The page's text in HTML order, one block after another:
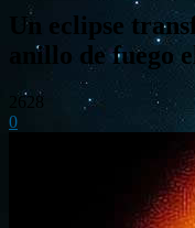
Un eclipse
anillo de fuego
2628
0